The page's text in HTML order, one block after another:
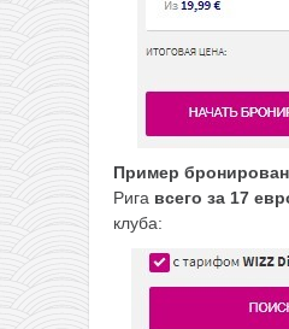
Пример
Рига всего за 17
клуба: